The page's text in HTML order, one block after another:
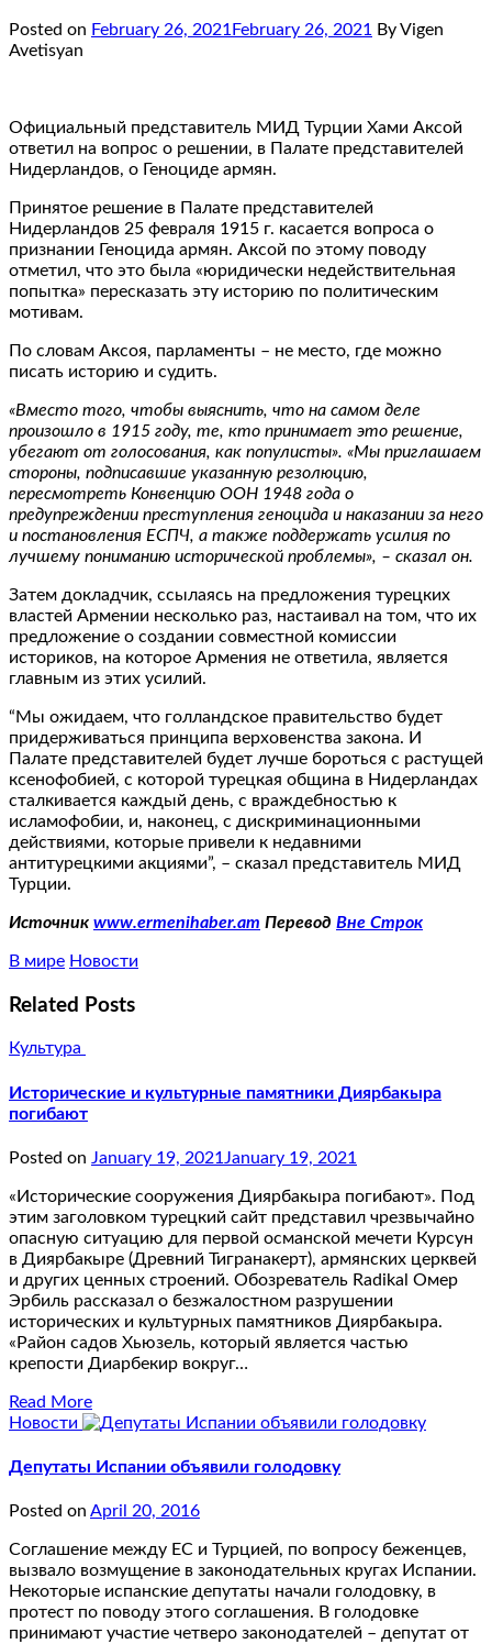
Posted on February 26, 2021 February 26, 2021
By Vigen
Avetisyan
Официальный представитель МИД Турции Хами Аксой
ответил на вопрос о решении, в Палате представителей
Нидерландов, о Геноциде армян.
Принятое решение в Палате представителей
Нидерландов 25 февраля 1915 г. касается вопроса о
признании Геноцида армян. Аксой по этому поводу
отметил, что это была «юридически недействительная
попытка» пересказать эту историю по политическим
мотивам.
По словам Аксоя, парламенты – не место, где можно
писать историю и судить.
«Вместо того, чтобы выяснить, что на самом деле
произошло в 1915 году, те, кто принимает это решение,
убегают от голосования, как популисты». «Мы приглашаем
стороны, подписавшие указанную резолюцию,
пересмотреть Конвенцию ООН 1948 года о
предупреждении преступления геноцида и наказании за него
и постановления ЕСПЧ, а также поддержать усилия по
лучшему пониманию исторической проблемы», – сказал он.
Затем докладчик, ссылаясь на предложения турецких
властей Армении несколько раз, настаивал на том, что их
предложение о создании совместной комиссии
историков, на которое Армения не ответила, является
главным из этих усилий.
“Мы ожидаем, что голландское правительство будет
придерживаться принципа верховенства закона. И
Палате представителей будет лучше бороться с растущей
ксенофобией, с которой турецкая община в Нидерландах
сталкивается каждый день, с враждебностью к
исламофобии, и, наконец, с дискриминационными
действиями, которые привели к недавними
антитурецкими акциями”, – сказал представитель МИД
Турции.
Источник www.ermenihaber.am Перевод Вне Строк
В мире Новости
Related Posts
Культура
Исторические и культурные памятники Диярбакыра
погибают
Posted on January 19, 2021 January 19, 2021
«Исторические сооружения Диярбакыра погибают». Под
этим заголовком турецкий сайт представил чрезвычайно
опасную ситуацию для первой османской мечети Курсун
в Диярбакыре (Древний Тигранакерт), армянских церквей
и других ценных строений. Обозреватель Radikal Омер
Эрбиль рассказал о безжалостном разрушении
исторических и культурных памятников Диярбакыра.
«Район садов Хьюзель, который является частью
крепости Диарбекир вокруг…
Read More
Новости
Депутаты Испании объявили голодовку
Posted on April 20, 2016
Соглашение между ЕС и Турцией, по вопросу беженцев,
вызвало возмущение в законодательных кругах Испании.
Некоторые испанские депутаты начали голодовку, в
протест по поводу этого соглашения. В голодовке
принимают участие четверо законодателей – депутат от